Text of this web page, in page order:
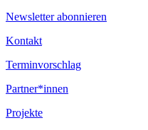
Newsletter abonnieren
Kontakt
Terminvorschlag
Partner*innen
Projekte